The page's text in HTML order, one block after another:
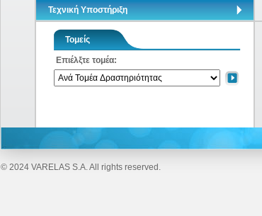
Τεχνική Υποστήριξη
Τομείς
Επιέλξτε τομέα:
© 2024 VARELAS S.A. All rights reserved.